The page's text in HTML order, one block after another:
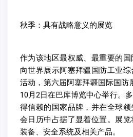
秋季：具有战略意义的展览
作为该地区最权威、最重要的
向世界展示阿塞拜疆国防工业
活动，第六届阿塞拜疆国际国防
10月2日在巴库博览中心举行。
得信赖的国家品牌，并在全球
会日历中占据了显着位置。展
装备、安全系统及相关产品。